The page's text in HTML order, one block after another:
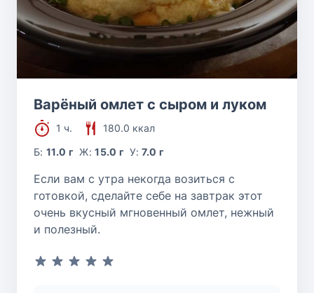
Варёный омлет с сыром и луком
1 ч.
180.0 ккал
Б:11.0 г Ж:15.0 г У:7.0 г
Если вам с утра некогда возиться с
готовкой, сделайте себе на завтрак этот
очень вкусный мгновенный омлет, нежный
и полезный.